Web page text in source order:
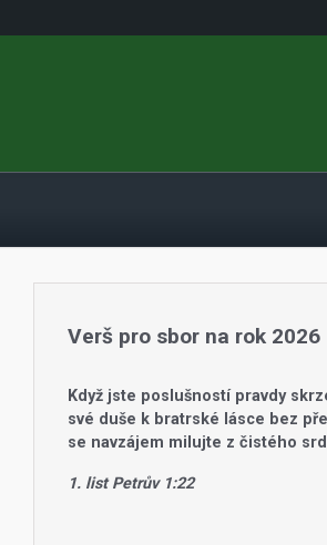
Verš pro sbor na rok 2026
Když jste poslušností pravdy
své duše k bratrské lásce bez
se navzájem milujte z čistého
1. list Petrův 1:22